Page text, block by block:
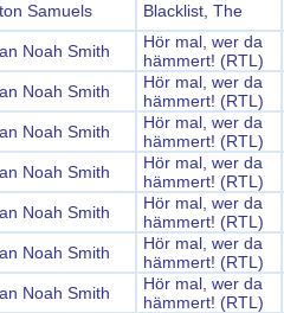
Samuels Blacklist, The
Noah Smith
Hör mal, wer da
hämmert! (RTL)
Noah Smith
Hör mal, wer da
hämmert! (RTL)
Noah Smith
Hör mal, wer da
hämmert! (RTL)
Noah Smith
Hör mal, wer da
hämmert! (RTL)
Noah Smith
Hör mal, wer da
hämmert! (RTL)
Noah Smith
Hör mal, wer da
hämmert! (RTL)
Noah Smith
Hör mal, wer da
hämmert! (RTL)